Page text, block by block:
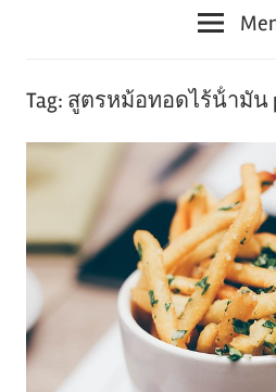
Tag: สูตรหม้อทอดไร้น้ํามัน